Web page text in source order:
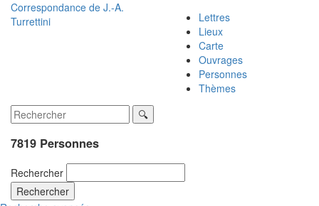
Correspondance de J.-A.
Turrettini
Lettres
Lieux
Carte
Ouvrages
Personnes
Thèmes
7819 Personnes
Rechercher
Rechercher